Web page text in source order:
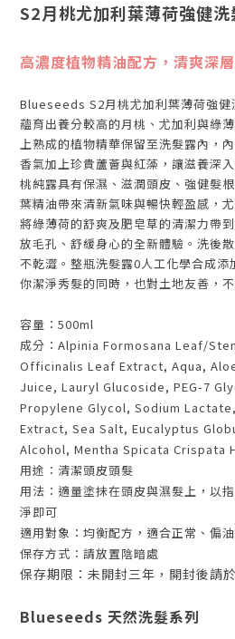
S2月桃尤加利葉薄荷強健洗
高濃度植物精油配方，清爽深
Blueseeds S2月桃尤加利葉薄荷強健
蘊育出養分較高的月桃、尤加利與綠
上熟成的植物精華保留至洗髮露內，
香氣加上珍貴蘆薈與紅藻，讓滋養深
桃純露具有保濕、滋潤頭皮、強健髮
葉精油帶來清新氣味與暢快輕盈感，
將綠薄荷的舒爽及肥皂草的清潔力帶
放毛孔、舒緩身心的全新體驗。洗後
不乾澀。整瓶洗髮露0人工化學合成
你潔淨秀髮的同時，也對土地友善，
容量：500ml
成分： Alpinia Formosana Leaf/
Officinalis Leaf Extract, Aqua,
Juice, Lauryl Glucoside, PEG-7
Propylene Glycol, Sodium
Extract, Sea Salt, Eucalyptus
Alcohol, Mentha Spicata Crispata
用途：清潔頭皮頭髮
用法：適量塗抹在頭皮與濕髮上，以
淨即可
適用對象：均衡配方，適合正常、偏
保存方式：請放置陰暗處
保存期限：未開封三年，開封後請
Blueseeds 天然洗髮系列